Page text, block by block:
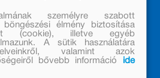
us
személyre szabott
élmény biztosítása
(cookie), illetve egyéb
A sütik használatára
valamint azok
bővebb információ
ide